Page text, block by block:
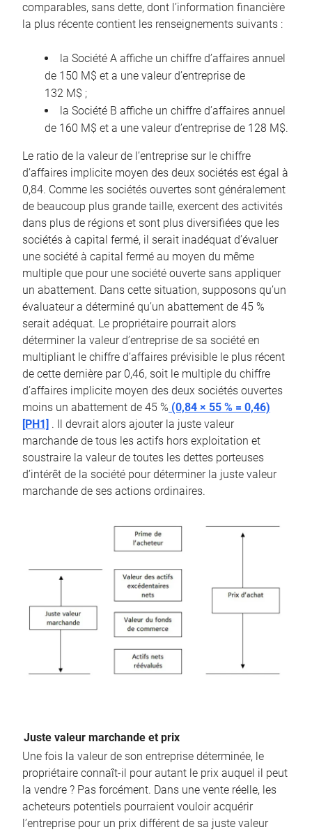
comparables, sans dette, dont l’information financière
la plus récente contient les renseignements suivants :
la Société A affiche un chiffre d’affaires annuel
de 150 M$ et a une valeur d’entreprise de
132 M$ ;
la Société B affiche un chiffre d’affaires annuel
de 160 M$ et a une valeur d’entreprise de 128 M$.
Le ratio de la valeur de l’entreprise sur le chiffre
d’affaires implicite moyen des deux sociétés est égal à
0,84. Comme les sociétés ouvertes sont généralement
de beaucoup plus grande taille, exercent des activités
dans plus de régions et sont plus diversifiées que les
sociétés à capital fermé, il serait inadéquat d’évaluer
une société à capital fermé au moyen du même
multiple que pour une société ouverte sans appliquer
un abattement. Dans cette situation, supposons qu’un
évaluateur a déterminé qu’un abattement de 45 %
serait adéquat. Le propriétaire pourrait alors
déterminer la valeur d’entreprise de sa société en
multipliant le chiffre d’affaires prévisible le plus récent
de cette dernière par 0,46, soit le multiple du chiffre
d’affaires implicite moyen des deux sociétés ouvertes
moins un abattement de 45 % (0,84 × 55 % = 0,46)
[PH1] . Il devrait alors ajouter la juste valeur
marchande de tous les actifs hors exploitation et
soustraire la valeur de toutes les dettes porteuses
d’intérêt de la société pour déterminer la juste valeur
marchande de ses actions ordinaires.
Juste valeur marchande et prix
Une fois la valeur de son entreprise déterminée, le
propriétaire connaît-il pour autant le prix auquel il peut
la vendre ? Pas forcément. Dans une vente réelle, les
acheteurs potentiels pourraient vouloir acquérir
l’entreprise pour un prix différent de sa juste valeur